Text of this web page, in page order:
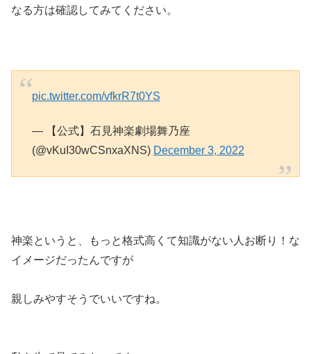
なる方は確認してみてください。
pic.twitter.com/vfkrR7t0YS
— 【公式】石見神楽劇場舞乃座
(@vKuI30wCSnxaXNS) December 3, 2022
神楽というと、もっと格式高くて知識がない人お断り！な
イメージだったんですが
親しみやすそうでいいですね。